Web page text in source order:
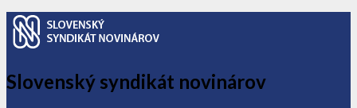
Slovenský syndikát novinárov